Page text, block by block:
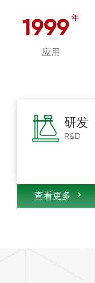
1999 年
应用
研发
R&D
查看更多